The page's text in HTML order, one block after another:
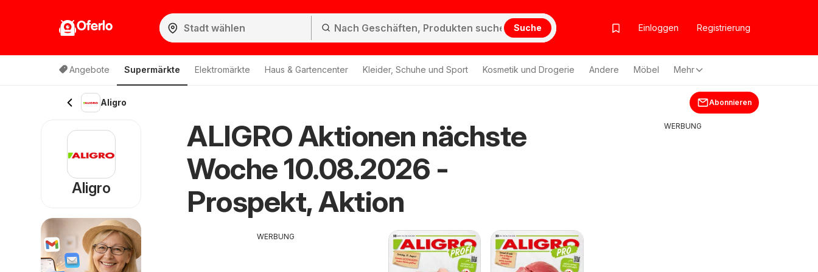
Oferlo Suche Einloggen Registrierung
Angebote Supermärkte Elektromärkte Haus & Gartencenter Kleider, Schuhe und Sport Kosmetik und Drogerie Andere Möbel Mehr
Aligro Abonnieren
ALIGRO Aktionen nächste
Woche 10.08.2026 -
Prospekt, Aktion
WERBUNG
Aligro
WERBUNG